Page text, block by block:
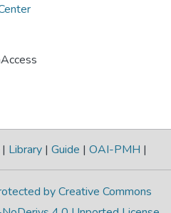
| Library | Guide | OAI-PMH |
by Creative Commons